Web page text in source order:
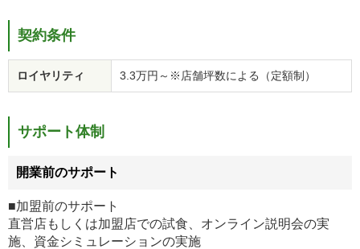
契約条件
ロイヤリティ 3.3万円～※店舗坪数による（定額制）
サポート体制
開業前のサポート
■加盟前のサポート
直営店もしくは加盟店での試食、オンライン説明会の実
施、資金シミュレーションの実施